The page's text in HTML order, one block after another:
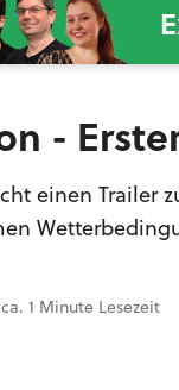
-
einen Trailer
ca. 1 Minute Lesezeit